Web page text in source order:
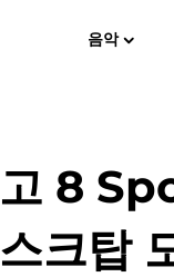
음악
8
크탑